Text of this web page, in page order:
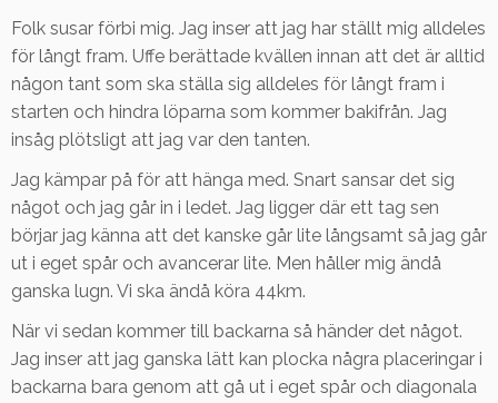
Folk susar förbi mig. Jag inser att jag har ställt mig alldeles
för långt fram. Uffe berättade kvällen innan att det är alltid
någon tant som ska ställa sig alldeles för långt fram i
starten och hindra löparna som kommer bakifrån. Jag
insåg plötsligt att jag var den tanten.
Jag kämpar på för att hänga med. Snart sansar det sig
något och jag går in i ledet. Jag ligger där ett tag sen
börjar jag känna att det kanske går lite långsamt så jag går
ut i eget spår och avancerar lite. Men håller mig ändå
ganska lugn. Vi ska ändå köra 44km.
När vi sedan kommer till backarna så händer det något.
Jag inser att jag ganska lätt kan plocka några placeringar i
backarna bara genom att gå ut i eget spår och diagonala